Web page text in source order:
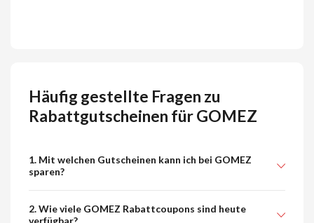
Häufig gestellte Fragen zu
Rabattgutscheinen für GOMEZ
1. Mit welchen Gutscheinen kann ich bei GOMEZ
sparen?
2. Wie viele GOMEZ Rabattcoupons sind heute